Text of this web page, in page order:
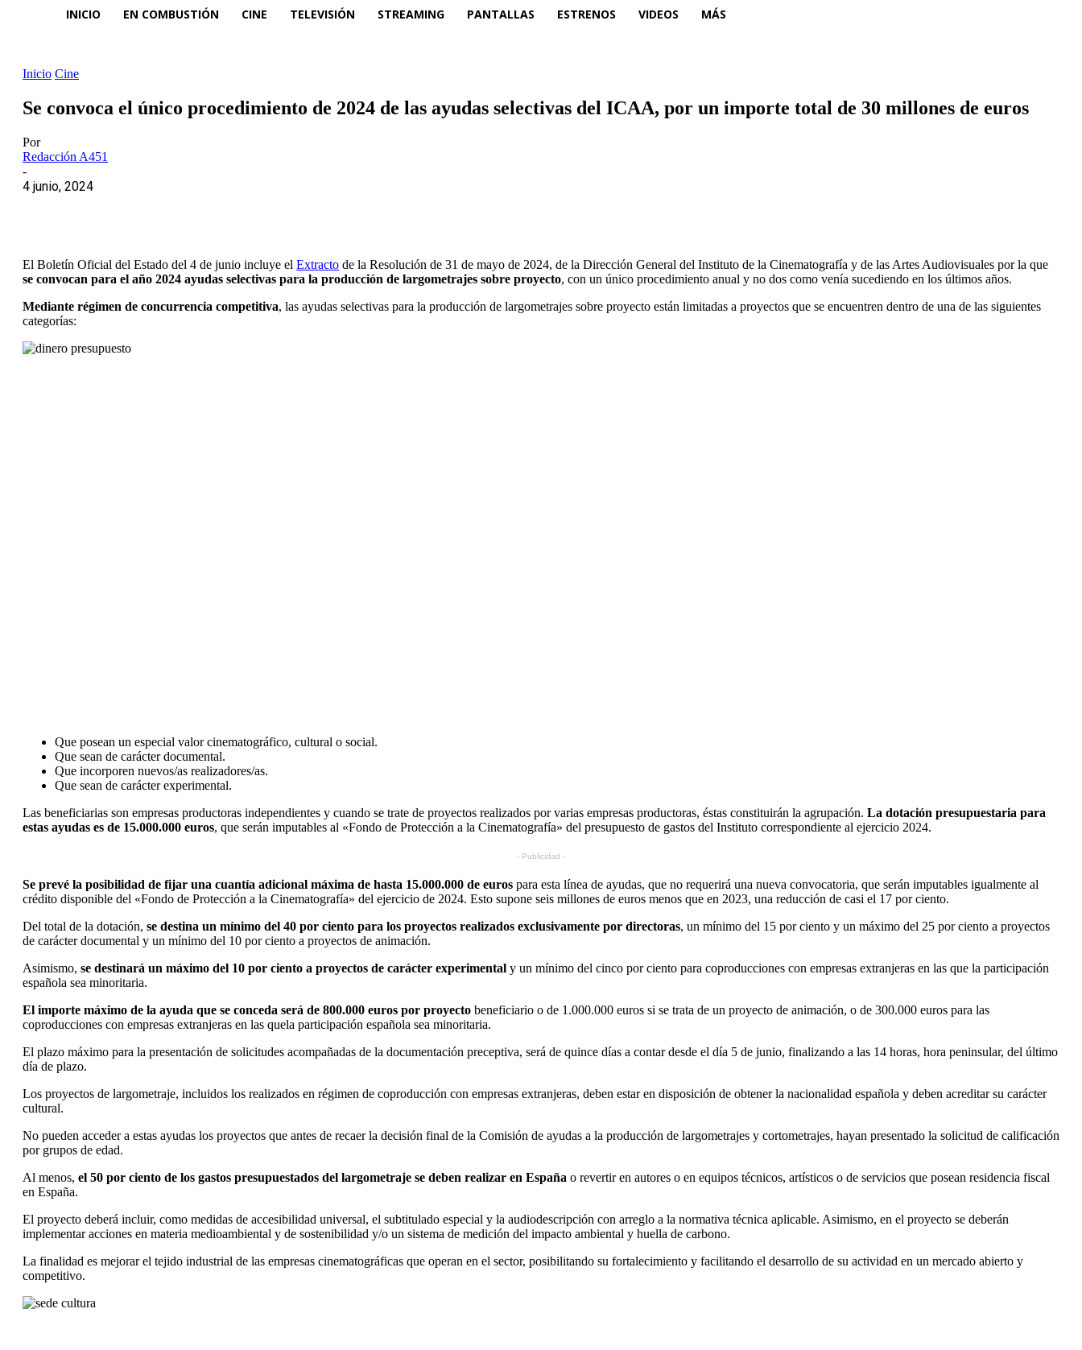
INICIO EN COMBUSTIÓN CINE TELEVISIÓN STREAMING PANTALLAS ESTRENOS VIDEOS MÁS
Inicio Cine
Se convoca el único procedimiento de 2024 de las ayudas selectivas del ICAA, por un importe total de 30 millones de euros
Por
Redacción A451
-
4 junio, 2024
El Boletín Oficial del Estado del 4 de junio incluye el Extracto de la Resolución de 31 de mayo de 2024, de la Dirección General del Instituto de la Cinematografía y de las Artes Audiovisuales por la que
se convocan para el año 2024 ayudas selectivas para la producción de largometrajes sobre proyecto, con un único procedimiento anual y no dos como venía sucediendo en los últimos años.
Mediante régimen de concurrencia competitiva, las ayudas selectivas para la producción de largometrajes sobre proyecto están limitadas a proyectos que se encuentren dentro de una de las siguientes
categorías:
Que posean un especial valor cinematográfico, cultural o social.
Que sean de carácter documental.
Que incorporen nuevos/as realizadores/as.
Que sean de carácter experimental.
Las beneficiarias son empresas productoras independientes y cuando se trate de proyectos realizados por varias empresas productoras, éstas constituirán la agrupación. La dotación presupuestaria para
estas ayudas es de 15.000.000 euros, que serán imputables al «Fondo de Protección a la Cinematografía» del presupuesto de gastos del Instituto correspondiente al ejercicio 2024.
- Publicidad -
Se prevé la posibilidad de fijar una cuantía adicional máxima de hasta 15.000.000 de euros para esta línea de ayudas, que no requerirá una nueva convocatoria, que serán imputables igualmente al
crédito disponible del «Fondo de Protección a la Cinematografía» del ejercicio de 2024. Esto supone seis millones de euros menos que en 2023, una reducción de casi el 17 por ciento.
Del total de la dotación, se destina un mínimo del 40 por ciento para los proyectos realizados exclusivamente por directoras, un mínimo del 15 por ciento y un máximo del 25 por ciento a proyectos
de carácter documental y un mínimo del 10 por ciento a proyectos de animación.
Asimismo, se destinará un máximo del 10 por ciento a proyectos de carácter experimental y un mínimo del cinco por ciento para coproducciones con empresas extranjeras en las que la participación
española sea minoritaria.
El importe máximo de la ayuda que se conceda será de 800.000 euros por proyecto beneficiario o de 1.000.000 euros si se trata de un proyecto de animación, o de 300.000 euros para las
coproducciones con empresas extranjeras en las quela participación española sea minoritaria.
El plazo máximo para la presentación de solicitudes acompañadas de la documentación preceptiva, será de quince días a contar desde el día 5 de junio, finalizando a las 14 horas, hora peninsular, del último
día de plazo.
Los proyectos de largometraje, incluidos los realizados en régimen de coproducción con empresas extranjeras, deben estar en disposición de obtener la nacionalidad española y deben acreditar su carácter
cultural.
No pueden acceder a estas ayudas los proyectos que antes de recaer la decisión final de la Comisión de ayudas a la producción de largometrajes y cortometrajes, hayan presentado la solicitud de calificación
por grupos de edad.
Al menos, el 50 por ciento de los gastos presupuestados del largometraje se deben realizar en España o revertir en autores o en equipos técnicos, artísticos o de servicios que posean residencia fiscal
en España.
El proyecto deberá incluir, como medidas de accesibilidad universal, el subtitulado especial y la audiodescripción con arreglo a la normativa técnica aplicable. Asimismo, en el proyecto se deberán
implementar acciones en materia medioambiental y de sostenibilidad y/o un sistema de medición del impacto ambiental y huella de carbono.
La finalidad es mejorar el tejido industrial de las empresas cinematográficas que operan en el sector, posibilitando su fortalecimiento y facilitando el desarrollo de su actividad en un mercado abierto y
competitivo.